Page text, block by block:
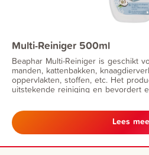
Multi-Reiniger 500ml
Beaphar Multi-Reiniger is geschikt
manden, kattenbakken,
oppervlakten, stoffen, etc. Het
uitstekende reiniging en bevordert
achter, die actief blijven tot lang na
Lees